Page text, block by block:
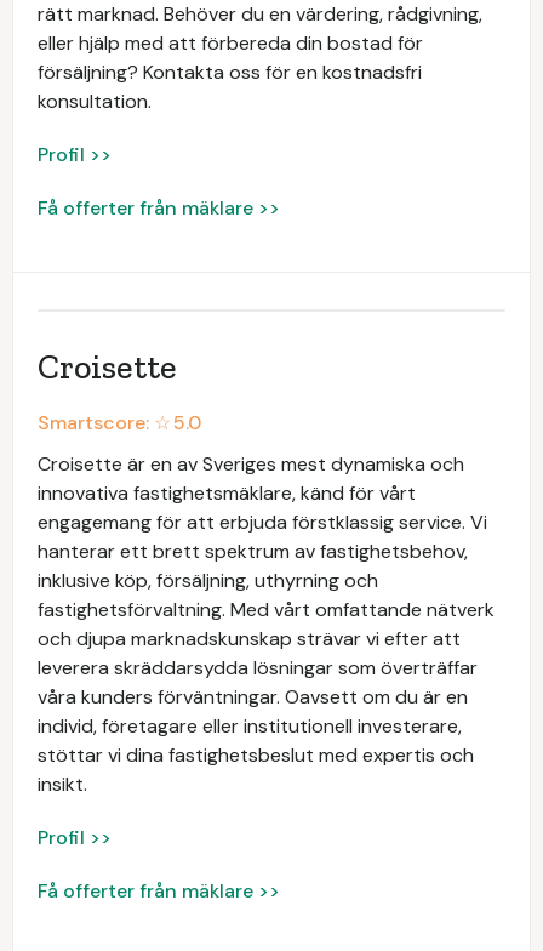
rätt marknad. Behöver du en värdering, rådgivning,
eller hjälp med att förbereda din bostad för
försäljning? Kontakta oss för en kostnadsfri
konsultation.
Profil >>
Få offerter från mäklare >>
Croisette
Smartscore: ☆5.0
Croisette är en av Sveriges mest dynamiska och
innovativa fastighetsmäklare, känd för vårt
engagemang för att erbjuda förstklassig service. Vi
hanterar ett brett spektrum av fastighetsbehov,
inklusive köp, försäljning, uthyrning och
fastighetsförvaltning. Med vårt omfattande nätverk
och djupa marknadskunskap strävar vi efter att
leverera skräddarsydda lösningar som överträffar
våra kunders förväntningar. Oavsett om du är en
individ, företagare eller institutionell investerare,
stöttar vi dina fastighetsbeslut med expertis och
insikt.
Profil >>
Få offerter från mäklare >>